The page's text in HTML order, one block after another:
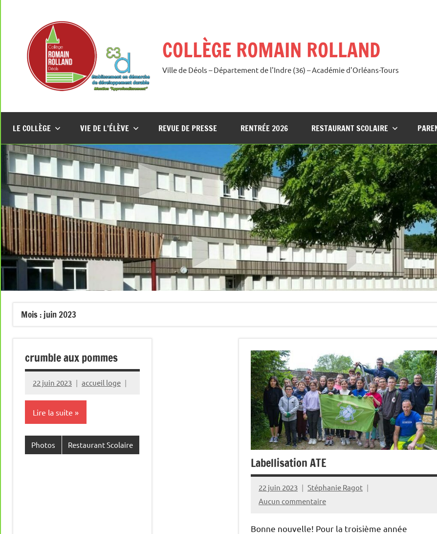
COLLÈGE ROMAIN ROLLAND
Ville de Déols – Département de l'Indre (36) – Académie d'Orléans-Tours
LE COLLÈGE VIE DE L’ÉLÈVE REVUE DE PRESSE RENTRÉE 2026 RESTAURANT SCOLAIRE
Mois :juin 2023
crumble aux pommes
22 juin 2023 accueil loge
Lire la suite
Photos Restaurant Scolaire
Labellisation ATE
22 juin 2023
Stéphanie Ragot
Aucun commentaire
Bonne nouvelle! Pour la troisième année